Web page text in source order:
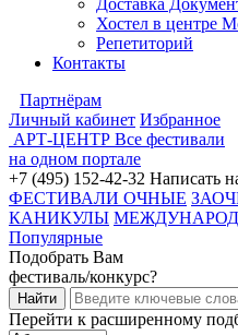
Доставка
Хостел в центре
Репетиторий
Контакты
Партнёрам
Личный кабинет Избранное
АРТ-ЦЕНТР Все фестивали
на одном портале
+7 (495) 152-42-32 Написать
ФЕСТИВАЛИ ОЧНЫЕ
КАНИКУЛЫ
Популярные
Подобрать Вам
фестиваль/конкурс?
Перейти к расширенному